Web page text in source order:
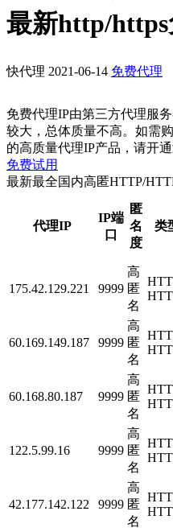
最新http/
快代理 2021-06-14 免费代理
免费代理IP由第三方代理服
较大，总体质量不高。如需
的高质量代理IP产品，请开通
免费试用
最新最全国内高匿HTTP/
代理IP
IP端
口
匿
名
度
类
175.42.129.221 9999
高
匿
名
60.169.149.187 9999
高
匿
名
60.168.80.187 9999
高
匿
名
122.5.99.16 9999
高
匿
名
42.177.142.122 9999
高
匿
名